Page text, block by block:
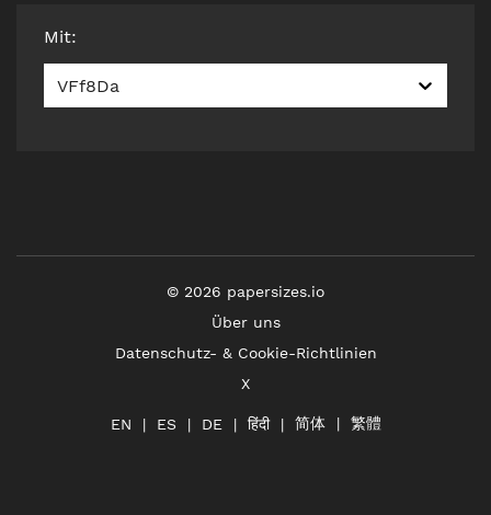
Mit:
VFf8Da
© 2026 papersizes.io
Über uns
Datenschutz- & Cookie-Richtlinien
X
EN ES DE हिंदी 简体 繁體